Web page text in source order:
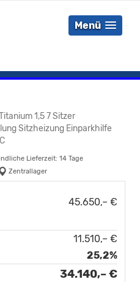
Menü
1,5 7 Sitzer
Sitzheizung Einparkhilfe
Lieferzeit: 14 Tage
Zentrallager
45.650,– €
11.510,– €
25,2%
34.140,– €